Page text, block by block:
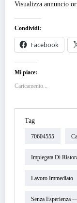
Visualizza annuncio
Condividi:
Facebook
Mi piace:
Caricamento...
Tag
70604555
Impiegata Di
Lavoro Immediato
Senza Esperienza